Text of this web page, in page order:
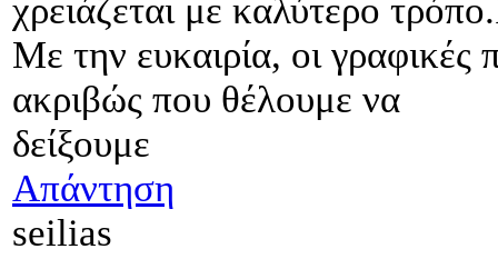
χρειάζεται με καλύτερο
Με την ευκαιρία, οι γραφικές
ακριβώς που θέλουμε να
δείξουμε
Απάντηση
seilias